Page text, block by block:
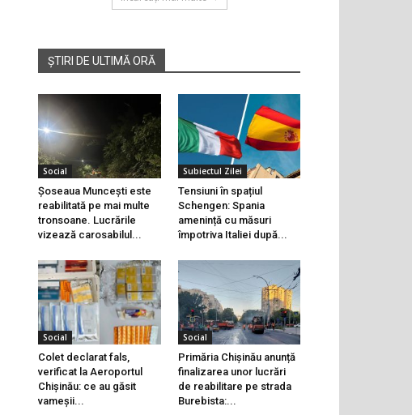
ȘTIRI DE ULTIMĂ ORĂ
Social
Șoseaua Muncești este
reabilitată pe mai multe
tronsoane. Lucrările
vizează carosabilul...
Subiectul Zilei
Tensiuni în spațiul
Schengen: Spania
amenință cu măsuri
împotriva Italiei după...
Social
Colet declarat fals,
verificat la Aeroportul
Chișinău: ce au găsit
vameșii...
Social
Primăria Chișinău anunță
finalizarea unor lucrări
de reabilitare pe strada
Burebista:...